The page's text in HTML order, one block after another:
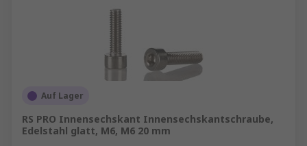
Auf Lager
RS PRO Innensechskant Innensechskantschraube,
Edelstahl glatt, M6, M6 20 mm